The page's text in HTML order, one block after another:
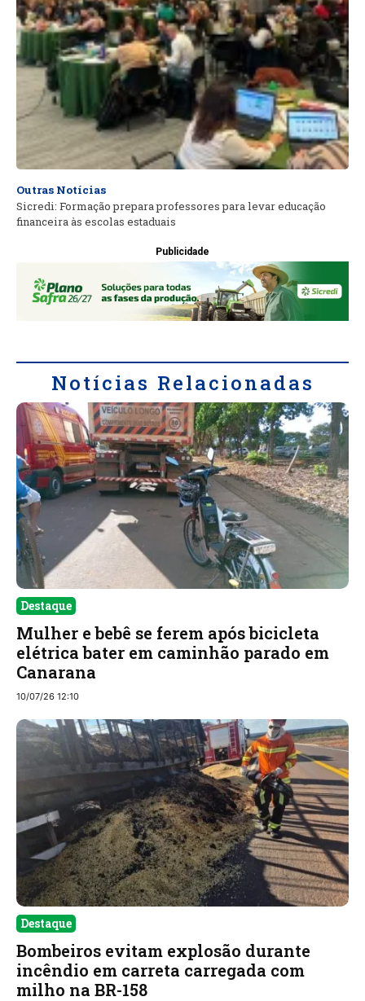
Outras Notícias
Sicredi: Formação prepara professores para levar educação
financeira às escolas estaduais
Publicidade
Notícias Relacionadas
Destaque
Mulher e bebê se ferem após bicicleta
elétrica bater em caminhão parado em
Canarana
10/07/26 12:10
Destaque
Bombeiros evitam explosão durante
incêndio em carreta carregada com
milho na BR-158